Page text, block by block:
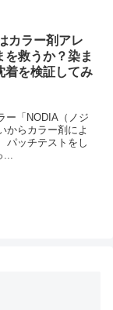
カラー剤アレ
を救うか？染ま
着を検証してみ
ー「NODIA（ノジ
からカラー剤によ
パッチテストをし
...